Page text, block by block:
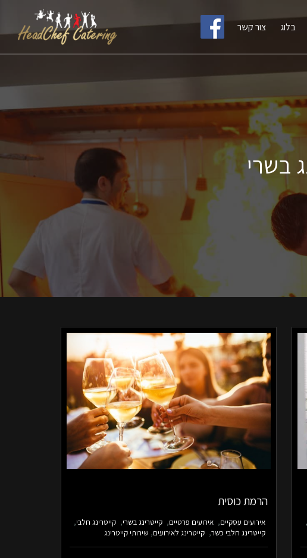
בלוג צור קשר
הרמת כוסית
אירועים עסקיים אירועים פרטיים קייטרינג בשרי
קייטרינג חלבי
קייטרינג חלבי כשר
קייטרינג לאירועים שירותי קייטרינג